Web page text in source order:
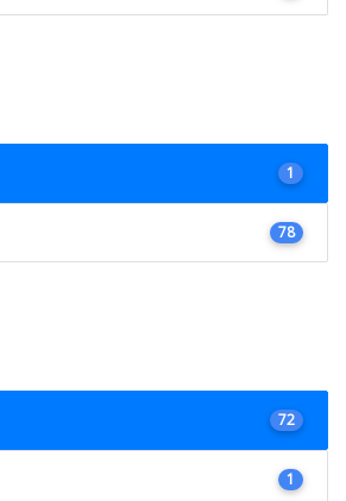
1
78
72
1